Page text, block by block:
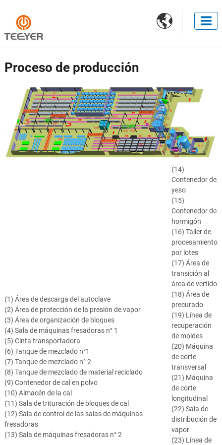

Proceso de producción
(1) Área de descarga del autoclave
(2) Área de protección de la presión de vapor
(3) Área de organización de bloques
(4) Sala de máquinas fresadoras n° 1
(5) Cinta transportadora
(6) Tanque de mezclado n°1
(7) Tanque de mezclado n° 2
(8) Tanque de mezclado de material reciclado
(9) Contenedor de cal en polvo
(10) Almacén de la cal
(11) Sala de trituración de bloques de cal
(12) Sala de control de las salas de máquinas
fresadoras
(13) Sala de máquinas fresadoras n° 2
(14)
Contenedor de
yeso
(15)
Contenedor de
hormigón
(16) Taller de
procesamiento
por lotes
(17) Área de
transición al
área de vertido
(18) Área de
precurado
(19) Línea de
recuperación
de moldes
(20) Máquina
de corte
transversal
(21) Máquina
de corte
longitudinal
(22) Sala de
distribución de
vapor
(23) Línea de